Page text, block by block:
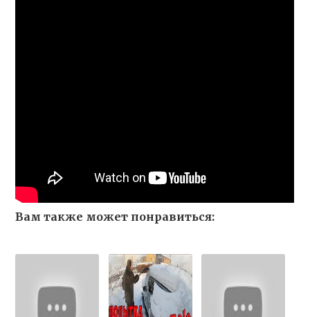
Вам также может понравиться: